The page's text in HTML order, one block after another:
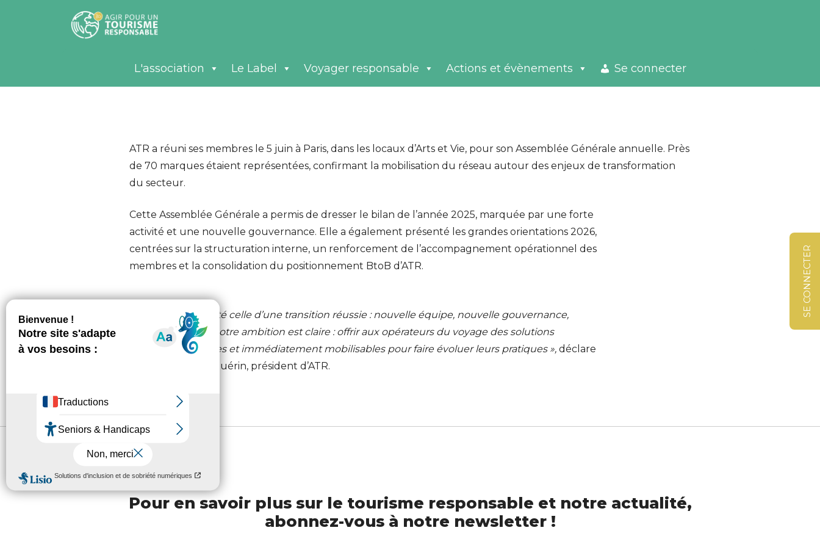
SE CONNECTER
L'association Le Label Voyager responsable Actions et évènements Se connecter
ATR a réuni ses membres le 5 juin à Paris, dans les locaux d’Arts et Vie, pour son Assemblée Générale annuelle. Près
de 70 marques étaient représentées, confirmant la mobilisation du réseau autour des enjeux de transformation
du secteur.
Cette Assemblée Générale a permis de dresser le bilan de l’année 2025, marquée par une forte
activité et une nouvelle gouvernance. Elle a également présenté les grandes orientations 2026,
centrées sur la structuration interne, un renforcement de l’accompagnement opérationnel des
membres et la consolidation du positionnement BtoB d’ATR.
L’année 2025 a été celle d’une transition réussie : nouvelle équipe, nouvelle gouvernance,
nouveaux outils. Notre ambition est claire : offrir aux opérateurs du voyage des solutions
concrètes, crédibles et immédiatement mobilisables pour faire évoluer leurs pratiques », déclare
Jean-Christophe Guérin, président d’ATR.
Pour en savoir plus sur le tourisme responsable et notre actualité,
abonnez-vous à notre newsletter !